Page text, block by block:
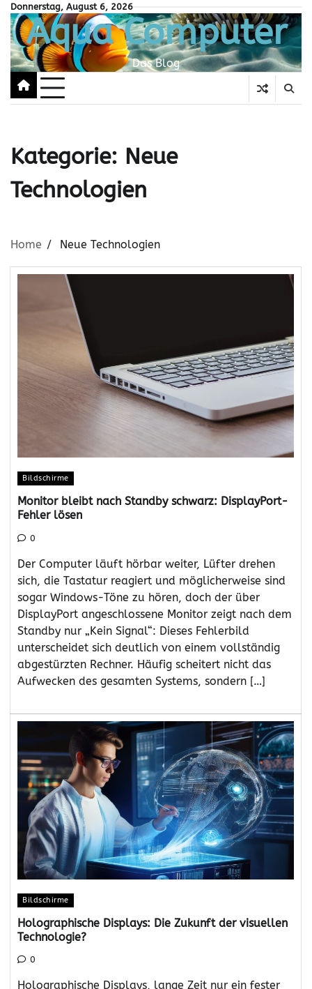
Skip
content
Donnerstag, August 6, 2026
Aqua Computer
Das Blog
Kategorie: Neue
Technologien
Home Neue Technologien
Bildschirme
Monitor bleibt nach Standby schwarz: DisplayPort-
Fehler lösen
0
Der Computer läuft hörbar weiter, Lüfter drehen
sich, die Tastatur reagiert und möglicherweise sind
sogar Windows-Töne zu hören, doch der über
DisplayPort angeschlossene Monitor zeigt nach dem
Standby nur „Kein Signal“: Dieses Fehlerbild
unterscheidet sich deutlich von einem vollständig
abgestürzten Rechner. Häufig scheitert nicht das
Aufwecken des gesamten Systems, sondern […]
Bildschirme
Holographische Displays: Die Zukunft der visuellen
Technologie?
0
Holographische Displays, lange Zeit nur ein fester